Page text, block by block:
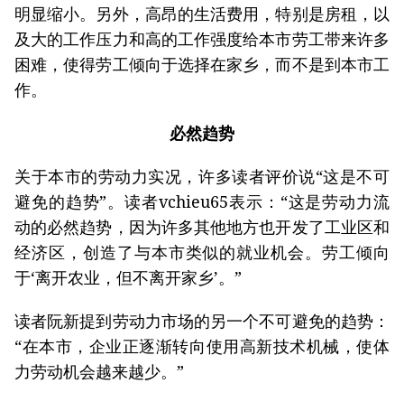
明显缩小。另外，高昂的生活费用，特别是房租，以
及大的工作压力和高的工作强度给本市劳工带来许多
困难，使得劳工倾向于选择在家乡，而不是到本市工
作。
必然趋势
关于本市的劳动力实况，许多读者评价说“这是不可
避免的趋势”。读者vchieu65表示：“这是劳动力流
动的必然趋势，因为许多其他地方也开发了工业区和
经济区，创造了与本市类似的就业机会。劳工倾向
于‘离开农业，但不离开家乡’。”
读者阮新提到劳动力市场的另一个不可避免的趋势：
“在本市，企业正逐渐转向使用高新技术机械，使体
力劳动机会越来越少。”